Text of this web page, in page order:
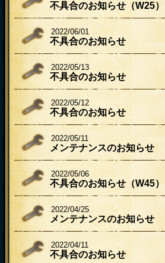
不具合のお知らせ（W25）
不具合のお知らせ
2022/06/01
不具合のお知らせ
2022/05/13
不具合のお知らせ
2022/05/12
メンテナンスのお知らせ
2022/05/11
不具合のお知らせ（W45）
2022/05/06
メンテナンスのお知らせ
2022/04/25
不具合のお知らせ
2022/04/11